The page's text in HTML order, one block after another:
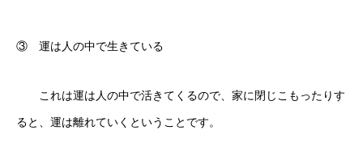
③ 運は人の中で生きている
これは運は人の中で活きてくるので、家に閉じこもったりす
ると、運は離れていくということです。